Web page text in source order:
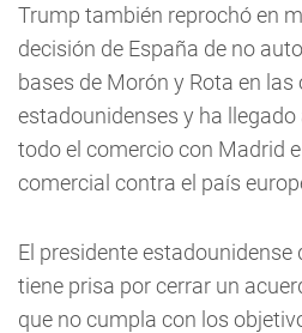
Trump también reprochó en
decisión de España de no
bases de Morón y Rota en
estadounidenses y ha
todo el comercio con Madrid
comercial contra el país
El presidente
tiene prisa por cerrar un
que no cumpla con los